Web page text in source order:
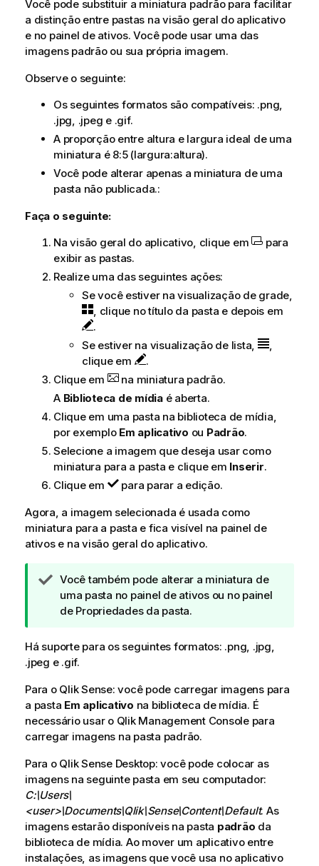
Você pode substituir a miniatura padrão para facilitar
a distinção entre pastas na visão geral do aplicativo
e no painel de ativos. Você pode usar uma das
imagens padrão ou sua própria imagem.
Observe o seguinte:
Os seguintes formatos são compatíveis: .png,
.jpg, .jpeg e .gif.
A proporção entre altura e largura ideal de uma
miniatura é 8:5 (largura:altura).
Você pode alterar apenas a miniatura de uma
pasta não publicada.:
Faça o seguinte:
Na visão geral do aplicativo, clique em
para
exibir as pastas.
Realize uma das seguintes ações:
Se você estiver na visualização de grade,
, clique no título da pasta e depois em
.
Se estiver na visualização de lista,
,
clique em
.
Clique em
na miniatura padrão.
A Biblioteca de mídiaé aberta.
Clique em uma pasta na biblioteca de mídia,
por exemplo Em aplicativo ou Padrão.
Selecione a imagem que deseja usar como
miniatura para a pasta e clique em Inserir.
Clique em
para parar a edição.
Agora, a imagem selecionada é usada como
miniatura para a pasta e fica visível na painel de
ativos e na visão geral do aplicativo.
N
o
t
d
e
i
c
a
Você também pode alterar a miniatura de
uma pasta no painel de ativos ou no painel
de Propriedades da pasta.
Há suporte para os seguintes formatos: .png, .jpg,
.jpeg e .gif.
Para o Qlik Sense: você pode carregar imagens para
a pasta Em aplicativo na biblioteca de mídia. É
necessário usar o Qlik Management Consolepara
carregar imagens na pasta padrão.
Para o Qlik Sense Desktop: você pode colocar as
imagens na seguinte pasta em seu computador:
C:\Users\
<user>\Documents\Qlik\Sense\Content\Default. As
imagens estarão disponíveis na pasta padrão da
biblioteca de mídia. Ao mover um aplicativo entre
instalações, as imagens que você usa no aplicativo